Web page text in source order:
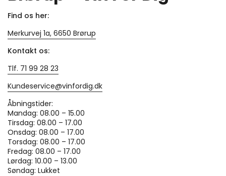
Find os her:
Merkurvej 1a, 6650 Brørup
Kontakt os:
Tlf. 71 99 28 23
Kundeservice@vinfordig.dk
Åbningstider:
Mandag: 08.00 – 15.00
Tirsdag: 08.00 – 17.00
Onsdag: 08.00 – 17.00
Torsdag: 08.00 – 17.00
Fredag: 08.00 – 17.00
Lørdag: 10.00 – 13.00
Søndag: Lukket